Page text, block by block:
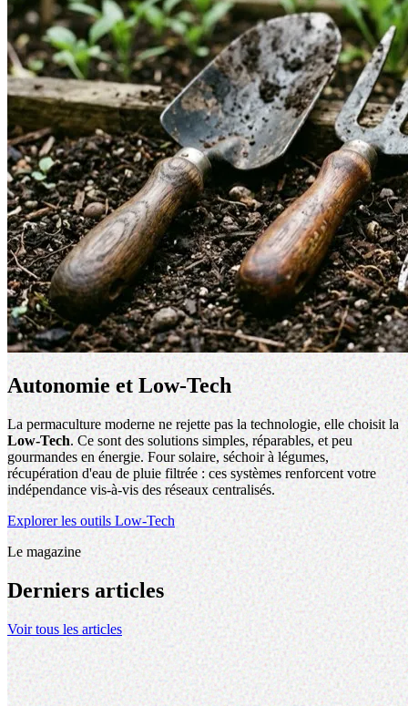
Autonomie et Low-Tech
La permaculture moderne ne rejette pas la technologie, elle choisit la
Low-Tech. Ce sont des solutions simples, réparables, et peu
gourmandes en énergie. Four solaire, séchoir à légumes,
récupération d'eau de pluie filtrée : ces systèmes renforcent votre
indépendance vis-à-vis des réseaux centralisés.
Explorer les outils Low-Tech
Le magazine
Derniers articles
Voir tous les articles